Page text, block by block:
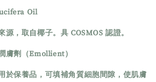
Oil
源，取自椰子。具 COSMOS 認證。
膚劑（Emollient）
於保養品，可填補角質細胞間隙，使肌膚